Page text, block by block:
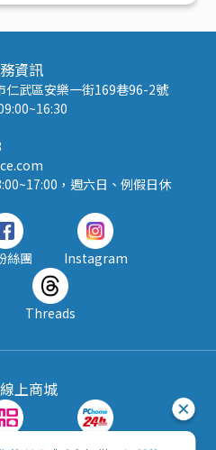
資訊
仁武區安樂一街169巷96-2號
，週六日、例假日休
絲團 Instagram
Threads
上商城